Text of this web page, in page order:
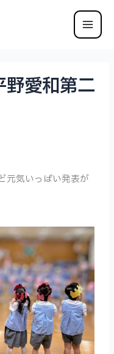
愛和第二
元気いっぱい発表が